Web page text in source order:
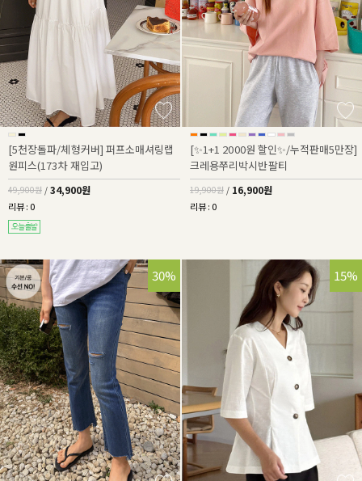
[5천장돌파/체형커버] 퍼프소매셔링랩
원피스(173차 재입고)
49,900원 / 34,900원
리뷰 : 0
[✨1+1 2000원 할인✨/누적판매5만장]
크레용쭈리박시반팔티
19,900원 / 16,900원
리뷰 : 0
30% 15%